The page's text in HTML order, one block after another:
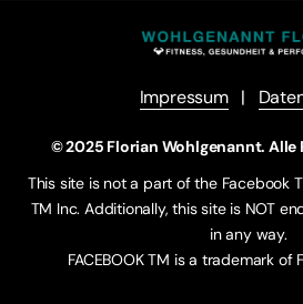
Impressum
   |
© 2025 Florian Wohlgenannt.
This site is not a part of the Facebook
TM Inc. Additionally, this site is NOT
in any way.
FACEBOOK TM is a trademark of